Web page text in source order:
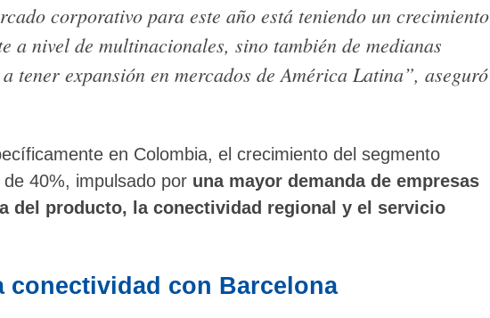
corporativo para este año está teniendo un crecimiento
a nivel de multinacionales, sino también de medianas
tener expansión en mercados de América Latina”, aseguró
en Colombia, el crecimiento del segmento
40%, impulsado por una mayor demanda de empresas
del producto, la conectividad regional y el servicio
conectividad con Barcelona